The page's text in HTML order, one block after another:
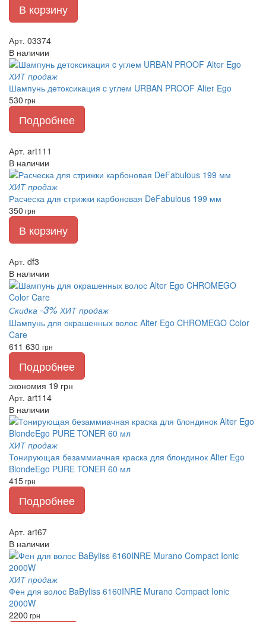
В корзину
Арт. 03374
В наличии
ХИТ продаж
Шампунь детоксикация c углем URBAN PROOF Alter Ego
530 грн
Подробнее
Арт. art111
В наличии
ХИТ продаж
Расческа для стрижки карбоновая DeFabulous 199 мм
350 грн
В корзину
Арт. df3
В наличии
Скидка -3% ХИТ продаж
Шампунь для окрашенных волос Alter Ego CHROMEGO Color
Care
611 630 грн
Подробнее
экономия 19 грн
Арт. art114
В наличии
ХИТ продаж
Тонирующая безаммиачная краска для блондинок Alter Ego
BlondeEgo PURE TONER 60 мл
415грн
Подробнее
Арт. art67
В наличии
ХИТ продаж
Фен для волос BaByliss 6160INRE Murano Compact Ionic
2000W
2200 грн